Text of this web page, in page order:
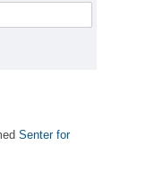
Senter for